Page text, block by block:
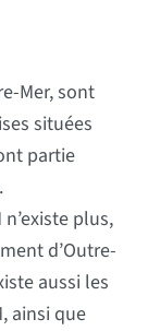
Mer, sont
situées
partie
plus,
d’Outre-
aussi les
ainsi que